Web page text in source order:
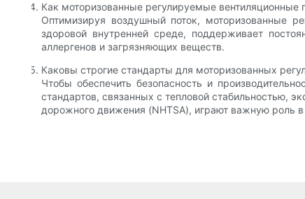
Как моторизованные регулируемые вентиляционные
Оптимизируя воздушный поток, моторизованные
здоровой внутренней среде, поддерживает
аллергенов и загрязняющих веществ.
Каковы строгие стандарты для моторизованных
Чтобы обеспечить безопасность и
стандартов, связанных с тепловой стабильностью,
дорожного движения (NHTSA), играют важную роль